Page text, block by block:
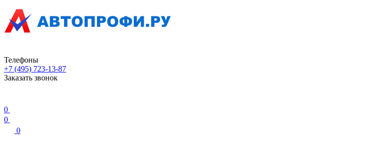
Телефоны
+7 (495) 723-13-87
Заказать звонок
0
0
0